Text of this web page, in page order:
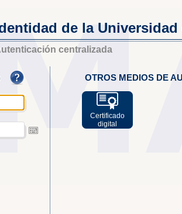
de la Universidad
centralizada
OTROS MEDIOS DE
Certificado
digital